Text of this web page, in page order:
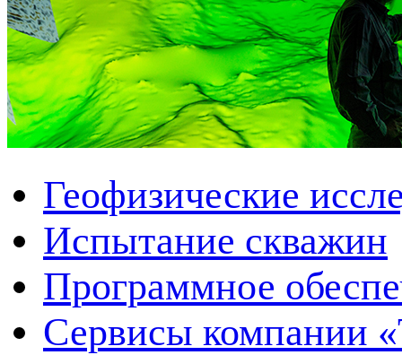
Геофизические
Испытание скважин
Программное
Сервисы компании